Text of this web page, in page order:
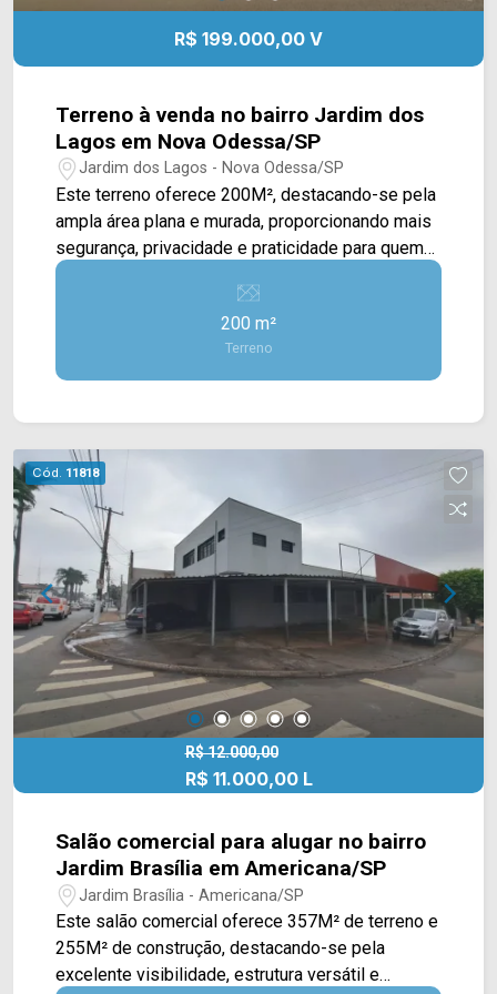
R$ 199.000,00 V
Terreno à venda no bairro Jardim dos
Lagos em Nova Odessa/SP
Jardim dos Lagos - Nova Odessa/SP
Este terreno oferece 200M², destacando-se pela
ampla área plana e murada, proporcionando mais
segurança, privacidade e praticidade para quem
deseja construir. Além disso, já conta com
calçada, agregando infraestrutura e facilitando o
início de futuros projetos. Com excelente
potencial construtivo, o lote permite a realização
de uma residência moderna e funcional, com
proporcionam mais qualidade de vida. *Aceita
financiamento. Localizado próximo à Av. José
Vieira de Souza e Av. Maurílio Bagne da Silva. A
região conta com escolas, supermercados,
restaurantes, padarias e diversos comércios
essenciais para o dia a dia, oferecendo
comodidade, mobilidade e fácil acesso aos
principais pontos da cidade. Entre em contato
com a equipe da Arbix Imóveis e agende a sua
visita!! WhatsApp e Telefone: (19) 3475-4546
ARBIX IMÓVEIS - Presente em cada mudança!
200 m²
Terreno
Cód. 11818
R$ 12.000,00
R$ 11.000,00 L
Salão comercial para alugar no bairro
Jardim Brasília em Americana/SP
Jardim Brasília - Americana/SP
Este salão comercial oferece 357M² de terreno e
255M² de construção, destacando-se pela
excelente visibilidade, estrutura versátil e